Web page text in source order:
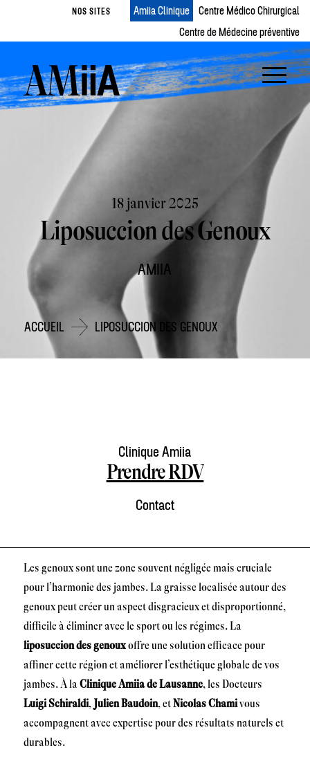
NOS SITES Amiia Clinique
Centre Médico Chirurgical
Centre de Médecine préventive
18 janvier 2025
Liposuccion des Genoux
AMIIA
ACCUEIL LIPOSUCCION DES GENOUX
Clinique Amiia
Prendre RDV
Contact
Les genoux sont une zone souvent négligée mais cruciale
pour l’harmonie des jambes. La graisse localisée autour des
genoux peut créer un aspect disgracieux et disproportionné,
difficile à éliminer avec le sport ou les régimes. La
liposuccion des genouxoffre une solution efficace pour
affiner cette région et améliorer l’esthétique globale de vos
jambes. À laClinique Amiia de Lausanne, les Docteurs
Luigi Schiraldi, Julien Baudoin, etNicolas Chamivous
accompagnent avec expertise pour des résultats naturels et
durables.